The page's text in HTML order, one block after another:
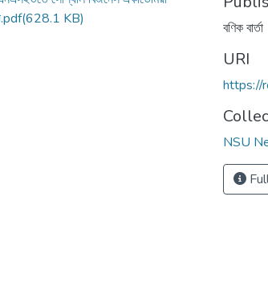
(628.1 KB)
বণিক বার্তা
URI
https://
NSU